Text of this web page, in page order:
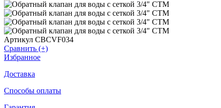
Артикул CBCVF034
Сравнить (+)
Избранное
Доставка
Способы оплаты